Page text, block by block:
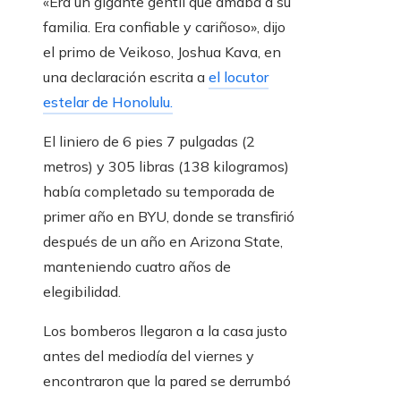
familia. Era confiable y cariñoso», dijo
el primo de Veikoso, Joshua Kava, en
una declaración escrita a el locutor
estelar de Honolulu.
El liniero de 6 pies 7 pulgadas (2
metros) y 305 libras (138 kilogramos)
había completado su temporada de
primer año en BYU, donde se transfirió
después de un año en Arizona State,
manteniendo cuatro años de
elegibilidad.
Los bomberos llegaron a la casa justo
antes del mediodía del viernes y
encontraron que la pared se derrumbó